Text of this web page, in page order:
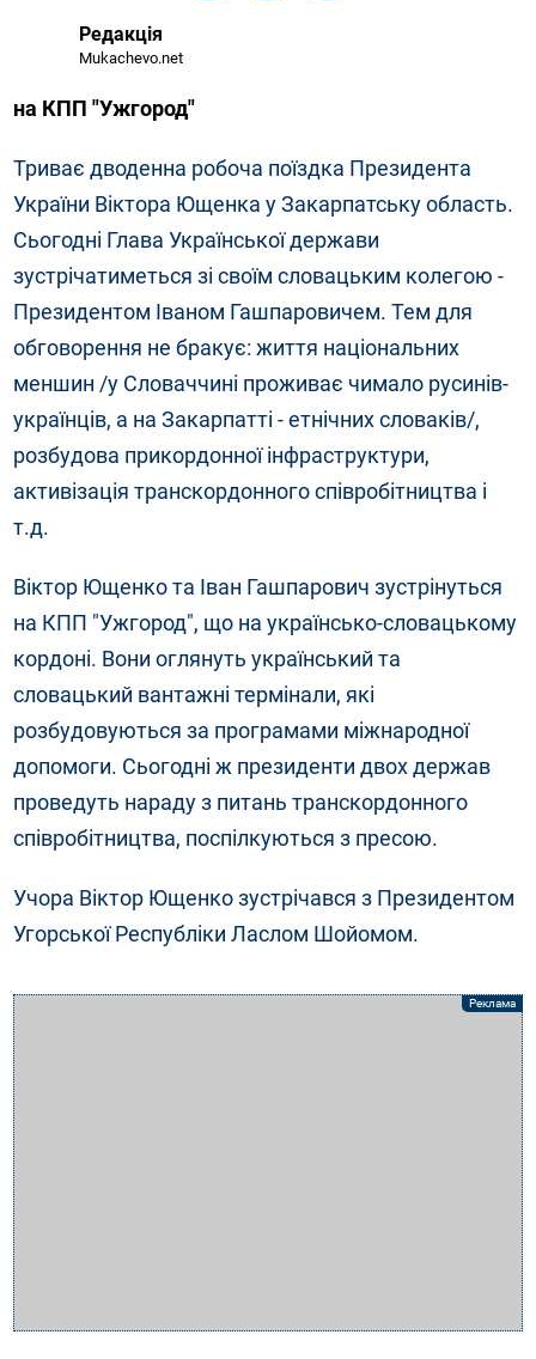
Редакція
Mukachevo.net
на КПП "Ужгород"
Триває дводенна робоча поїздка Президента
України Віктора Ющенка уЗакарпатськуобласть.
Сьогодні Глава Української держави
зустрічатиметься зі своїм словацьким колегою -
Президентом Іваном Гашпаровичем. Тем для
обговорення не бракує: життя національних
меншин /у Словаччині проживає чимало русинів-
українців, а наЗакарпатті - етнічних словаків/,
розбудова прикордонної інфраструктури,
активізація транскордонного співробітництва і
т.д.
Віктор Ющенко та Іван Гашпарович зустрінуться
на КПП "Ужгород", що на українсько-словацькому
кордоні. Вони оглянуть український та
словацький вантажні термінали, які
розбудовуються за програмами міжнародної
допомоги. Сьогодні ж президенти двох держав
проведуть нараду з питань транскордонного
співробітництва, поспілкуються з пресою.
Учора Віктор Ющенко зустрічався з Президентом
Угорської Республіки Ласлом Шойомом.